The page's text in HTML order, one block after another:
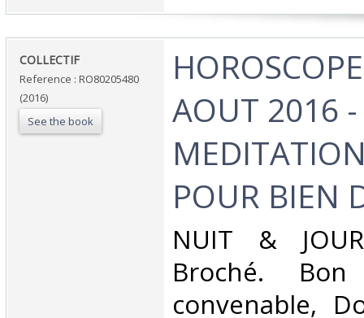
‎COLLECTIF‎
Reference : RO80205480
(2016)
See the book
AOUT 2016 -
POUR BIEN
‎NUIT &
Broché.
convenable,